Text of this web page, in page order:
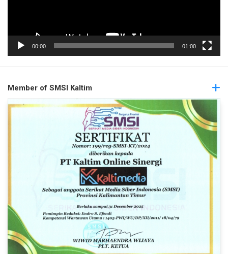
00:00 01:00
Member of SMSI Kaltim